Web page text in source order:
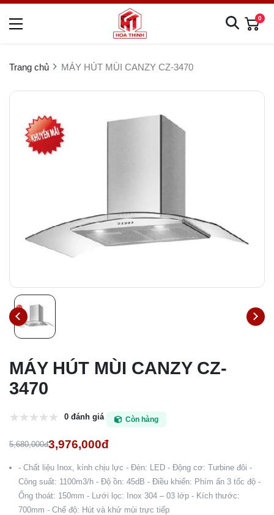
0
Trang chủ MÁY HÚT MÙI CANZY CZ-3470
MÁY HÚT MÙI CANZY CZ-
3470
0 đánh giá Còn hàng
5,680,000đ3,976,000đ
- Chất liệu Inox, kính chịu lực - Đèn: LED - Động cơ: Turbine đôi -
Công suất: 1100m3/h - Độ ồn: 45dB - Điều khiển: Phím ấn 3 tốc độ -
Ống thoát: 150mm - Lưới lọc: Inox 304 – 03 lớp - Kích thước:
700mm - Chế độ: Hút và khử mùi trực tiếp